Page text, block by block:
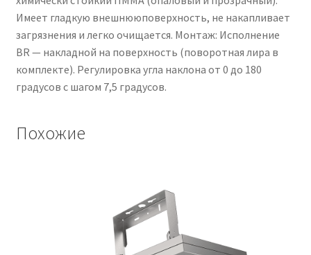
Имеет гладкую внешнююповерхность, не накапливает
загрязнения и легко очищается. Монтаж: Исполнение
BR — накладной на поверхность (поворотная лира в
комплекте). Регулировка угла наклона от 0 до 180
градусов с шагом 7,5 градусов.
Похожие